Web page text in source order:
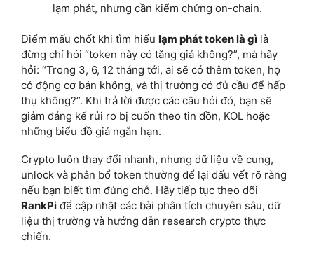
lạm phát, nhưng cần kiểm chứng on-chain.
Điểm mấu chốt khi tìm hiểu lạm phát token là gì là
đừng chỉ hỏi “token này có tăng giá không?”, mà hãy
hỏi: “Trong 3, 6, 12 tháng tới, ai sẽ có thêm token, họ
có động cơ bán không, và thị trường có đủ cầu để hấp
thụ không?”. Khi trả lời được các câu hỏi đó, bạn sẽ
giảm đáng kể rủi ro bị cuốn theo tin đồn, KOL hoặc
những biểu đồ giá ngắn hạn.
Crypto luôn thay đổi nhanh, nhưng dữ liệu về cung,
unlock và phân bổ token thường để lại dấu vết rõ ràng
nếu bạn biết tìm đúng chỗ. Hãy tiếp tục theo dõi
RankPi để cập nhật các bài phân tích chuyên sâu, dữ
liệu thị trường và hướng dẫn research crypto thực
chiến.